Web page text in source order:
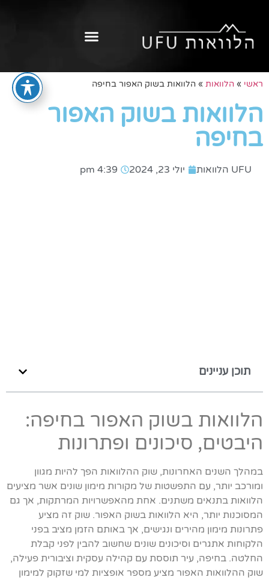
ראשי » הלוואות » הלוואות בשוק האפור בחיפה
הלוואות בשוק האפור
בחיפה
UFU הלוואות יולי 23, 2024 4:39 pm
תוכן עניינים
הלוואות בשוק האפור בחיפה:
היבטים, סיכונים ופתרונות
במהלך השנים האחרונות, שוק ההלוואות הפך להיות מגוון
ומורכב יותר, עם התפשטות של מקורות מימון שונים אשר מציעים
הלוואות בתנאים משתנים. אחת מהאפשרויות המרתקות, אך גם
המסוכנות יותר, היא הלוואות בשוק האפור. שוק זה מציע
פתרונות מימון מהירים ונגישים, אך באותם הזמן מציב בפני
הלקוחות אתגרים וסיכונים שונים שחשוב להבין לפני קבלת
החלטה. בחיפה, עיר תוססת עם קהילה עסקית וציבורית פעילה,
שוק ההלוואות האפור מציע מספר אופציות למי שזקוק למימון